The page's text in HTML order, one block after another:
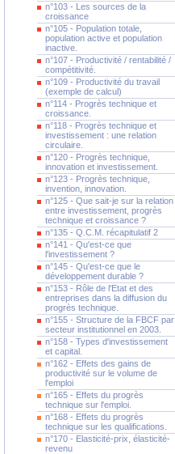
n°103 - Les sources de la
croissance
n°105 - Population totale,
population active et population
inactive.
n°107 - Productivité / rentabilité /
compétitivité.
n°109 - Productivité du travail
(exemple de calcul)
n°114 - Progrès technique et
croissance.
n°118 - Progrès technique et
investissement : une relation
circulaire.
n°120 - Progrès technique,
innovation et investissement.
n°123 - Progrès technique,
invention, innovation.
n°125 - Que sait-je sur la relation
entre investissement, progrès
technique et croissance ?
n°135 - Q.C.M. récapitulatif 2
n°141 - Qu'est-ce que
l'investissement ?
n°145 - Qu'est-ce que le
développement durable ?
n°153 - Rôle de l'Etat et des
entreprises dans la diffusion du
progrès technique.
n°155 - Structure de la FBCF par
secteur institutionnel en 2003.
n°158 - Types d'investissement
et capital.
n°162 - Effets des gains de
productivité sur le volume de
l'emploi
n°165 - Effets du progrès
technique sur l'emploi.
n°168 - Effets du progrès
technique sur les qualifications.
n°170 - Elasticité-prix, élasticité-
revenu